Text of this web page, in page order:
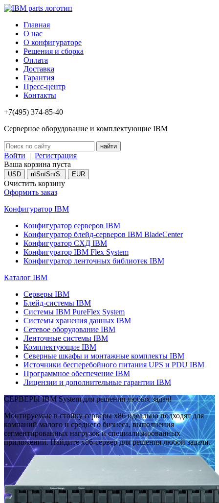
Главная
О нас
О конфигураторе
Решения и сборка
Оплата
Доставка
Гарантия
Пресс-центр
Контакты
+7(495) 374-85-40
Серверное оборудование и комплектующие IBM
Войти | Регистрация
Ваша корзина пуста
USD пїЅпїЅпїЅ. EUR
Очистить корзину
Оформить заказ
Конфигуратор IBM
Конфигуратор серверов IBM
Конфигуратор блейд-серверов IBM BladeCenter
Конфигуратор СХД IBM
Конфигуратор IBM Flex System
Конфигуратор ленточных библиотек IBM
Каталог IBM
Серверы IBM
Блейд-системы IBM
Системы IBM PureFlex System
Системы хранения данных IBM
Сетевое оборудование IBM
Ленточные системы IBM
Комплектующие IBM
Северные шкафы и монтажные комплекты IBM
Источники бесперебойного питания UPS и PDU IBM
Программное обеспечение IBM
Лицензии и дополнительные гарантии IBM
СЕРВЕРЫ IBM System для решения любых задач!
Монтируемые в стойку серверы x86 идеально подходят для
компаний малого и среднего бизнеса, выполнения
сегментированных нагрузок и специализированных
приложений. Найдите x86-сервер для решения любой задачи.